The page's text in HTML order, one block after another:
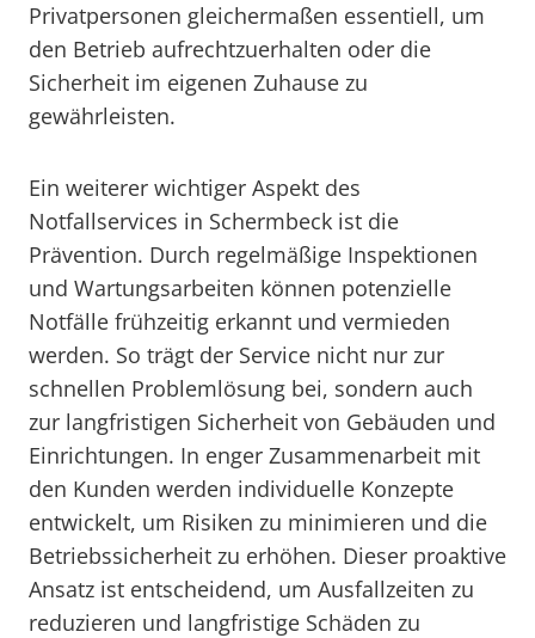
Privatpersonen gleichermaßen essentiell, um
den Betrieb aufrechtzuerhalten oder die
Sicherheit im eigenen Zuhause zu
gewährleisten.
Ein weiterer wichtiger Aspekt des
Notfallservices in Schermbeck ist die
Prävention. Durch regelmäßige Inspektionen
und Wartungsarbeiten können potenzielle
Notfälle frühzeitig erkannt und vermieden
werden. So trägt der Service nicht nur zur
schnellen Problemlösung bei, sondern auch
zur langfristigen Sicherheit von Gebäuden und
Einrichtungen. In enger Zusammenarbeit mit
den Kunden werden individuelle Konzepte
entwickelt, um Risiken zu minimieren und die
Betriebssicherheit zu erhöhen. Dieser proaktive
Ansatz ist entscheidend, um Ausfallzeiten zu
reduzieren und langfristige Schäden zu